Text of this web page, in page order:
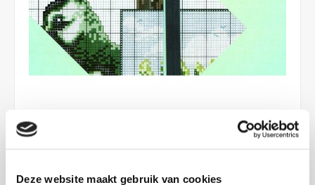
Deze website maakt gebruik van cookies
DIRECT LEVERBAAR